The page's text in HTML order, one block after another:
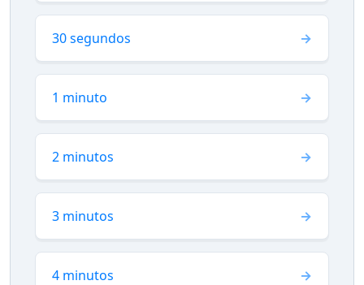
30 segundos
1 minuto
2 minutos
3 minutos
4 minutos